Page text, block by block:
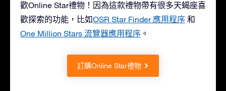
歡Online Star禮物！因為這款禮物帶有很多天蝎座喜
歡探索的功能，比如OSR Star Finder 應用程序 和
One Million Stars 流覽器應用程序 。
訂購Online Star禮物